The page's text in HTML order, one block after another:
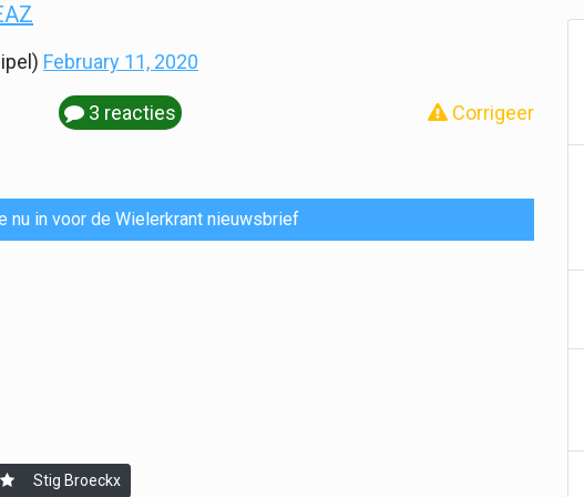
February 11, 2020
3 reacties Corrigeer
nu in voor de Wielerkrant nieuwsbrief
Stig Broeckx